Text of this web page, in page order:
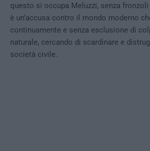
questo si occupa Meluzzi, senza
è un’accusa contro il mondo moderno
continuamente e senza esclusione di
naturale, cercando di scardinare e
società civile.